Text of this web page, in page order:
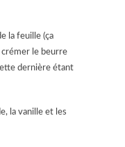
la feuille (ça
le beurre
dernière étant
la vanille et les